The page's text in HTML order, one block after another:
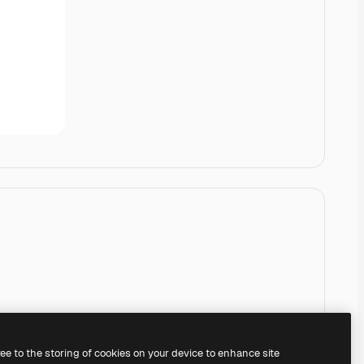
to the storing of cookies on your device to enhance site